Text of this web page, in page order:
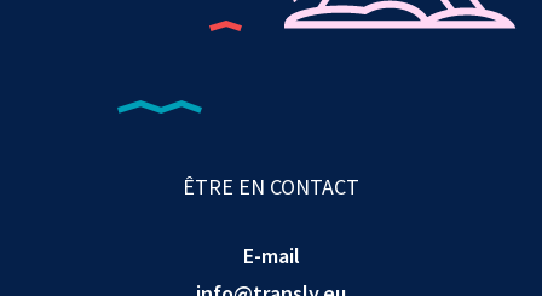
ÊTRE EN CONTACT
E-mail